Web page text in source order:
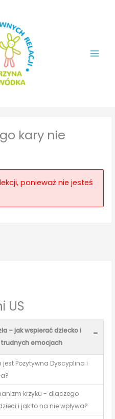
US
– jak wspierać dziecko i
emocjach
-
jest Pozytywna Dyscyplina i
krzyku - dlaczego
i jak to na nie wpływa?
kary nie
ponieważ nie jesteś